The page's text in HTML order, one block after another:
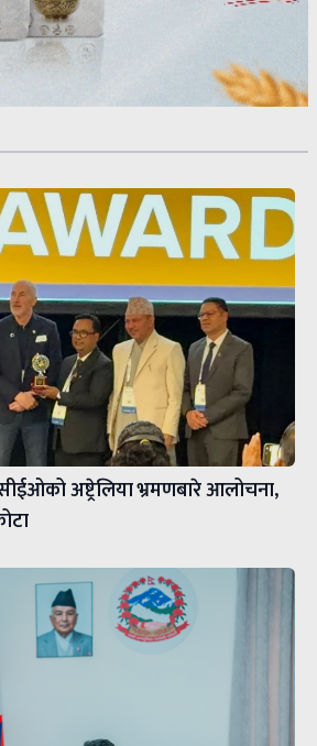
अष्ट्रेलिया भ्रमणबारे आलोचना,